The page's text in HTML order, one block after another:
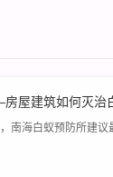
屋建筑如何灭治
南海白蚁预防所建